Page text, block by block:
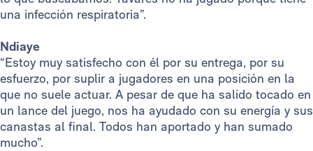
una infección respiratoria”.
Ndiaye
“Estoy muy satisfecho con él por su entrega, por su
esfuerzo, por suplir a jugadores en una posición en la
que no suele actuar. A pesar de que ha salido tocado en
un lance del juego, nos ha ayudado con su energía y sus
canastas al final. Todos han aportado y han sumado
mucho”.